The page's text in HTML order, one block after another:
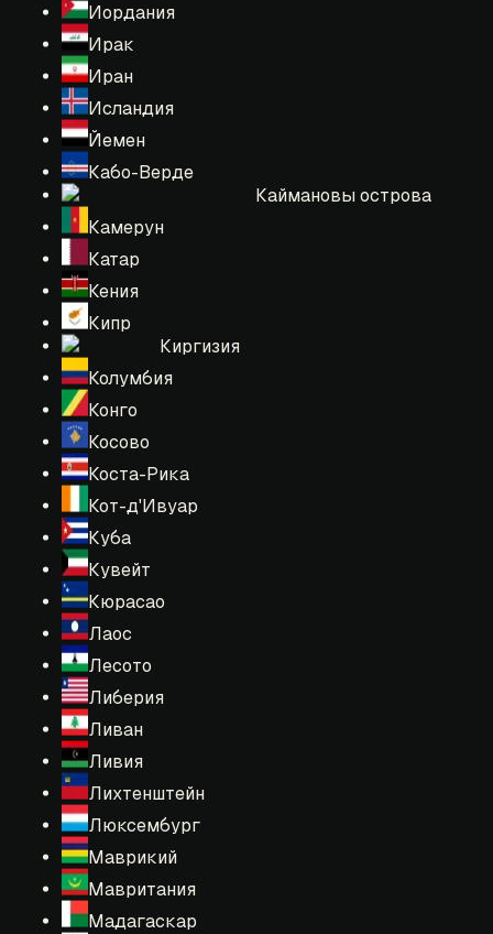
Иордания
Ирак
Иран
Исландия
Йемен
Кабо-Верде
Каймановы острова
Камерун
Катар
Кения
Кипр
Киргизия
Колумбия
Конго
Косово
Коста-Рика
Кот-д'Ивуар
Куба
Кувейт
Кюрасао
Лаос
Лесото
Либерия
Ливан
Ливия
Лихтенштейн
Люксембург
Маврикий
Мавритания
Мадагаскар